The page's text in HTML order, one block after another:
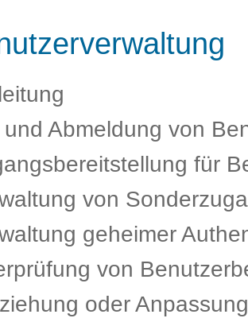
Abmeldung von
für
von
geheimer
von
oder